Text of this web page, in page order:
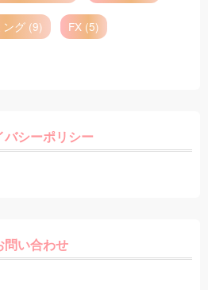
ング (9) FX (5)
バシーポリシー
問い合わせ